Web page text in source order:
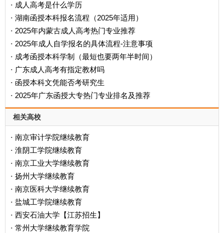
· 成人高考是什么学历
· ‌湖南函授本科报名流程（2025年适用）‌
· 2025年内蒙古成人高考热门专业推荐
· 2025年成人自学报名的具体流程-注意事项
· 成考函授本科学制（最短也要两年半时间）
· 广东成人高考有指定教材吗
· 函授本科文凭能否考研究生
· 2025年广东函授大专热门专业排名及推荐
相关高校
· 南京审计学院继续教育
· 淮阴工学院继续教育
· 南京工业大学继续教育
· 扬州大学继续教育
· 南京医科大学继续教育
· 盐城工学院继续教育
· 西安石油大学【江苏招生】
· 常州大学继续教育学院